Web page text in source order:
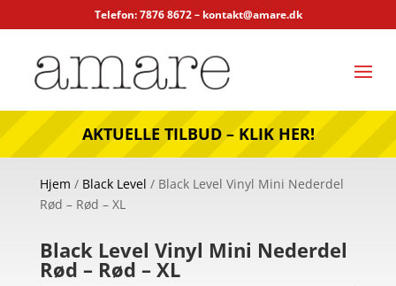
Telefon: 7876 8672 – kontakt@amare.dk
AKTUELLE TILBUD – KLIK HER!
Hjem / Black Level / Black Level Vinyl Mini Nederdel
Rød – Rød – XL
Black Level Vinyl Mini Nederdel
Rød – Rød – XL